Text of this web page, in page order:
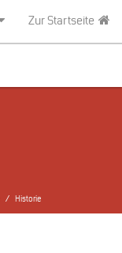
Zur Startseite
Historie